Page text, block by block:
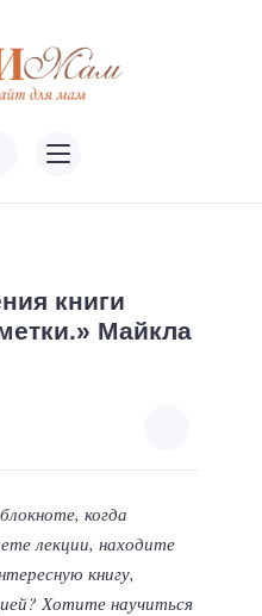
книги
Майкла
когда
лекции, находите
книгу,
Хотите научиться